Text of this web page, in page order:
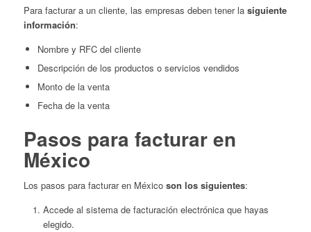
Para facturar a un cliente, las empresas deben tener la siguiente
información:
Nombre y RFC del cliente
Descripción de los productos o servicios vendidos
Monto de la venta
Fecha de la venta
Pasos para facturar en
México
Los pasos para facturar en México son los siguientes:
Accede al sistema de facturación electrónica que hayas
elegido.